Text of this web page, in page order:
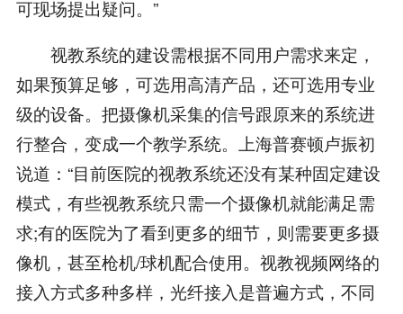
可现场提出疑问。”
视教系统的建设需根据不同用户需求来定，
如果预算足够，可选用高清产品，还可选用专业
级的设备。把摄像机采集的信号跟原来的系统进
行整合，变成一个教学系统。上海普赛顿卢振初
说道：“目前医院的视教系统还没有某种固定建设
模式，有些视教系统只需一个摄像机就能满足需
求;有的医院为了看到更多的细节，则需要更多摄
像机，甚至枪机/球机配合使用。视教视频网络的
接入方式多种多样，光纤接入是普遍方式，不同